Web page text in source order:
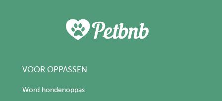
VOOR OPPASSEN
Word hondenoppas